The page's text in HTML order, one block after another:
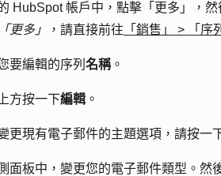
HubSpot 帳戶中，點擊 「更多」
，
「更多」 ，請直接前往 「銷售」 > 「序
要編輯的序列 名稱。
方按一下編輯 。
更現有電子郵件的主題選項，請按一
面板中，變更您的電子郵件類型。然